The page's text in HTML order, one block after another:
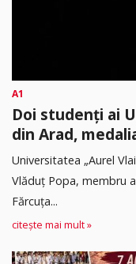
A1
Doi studenți ai
din Arad,
Universitatea „Aurel
Vlăduț Popa, membru
Fărcuța...
citește mai mult »